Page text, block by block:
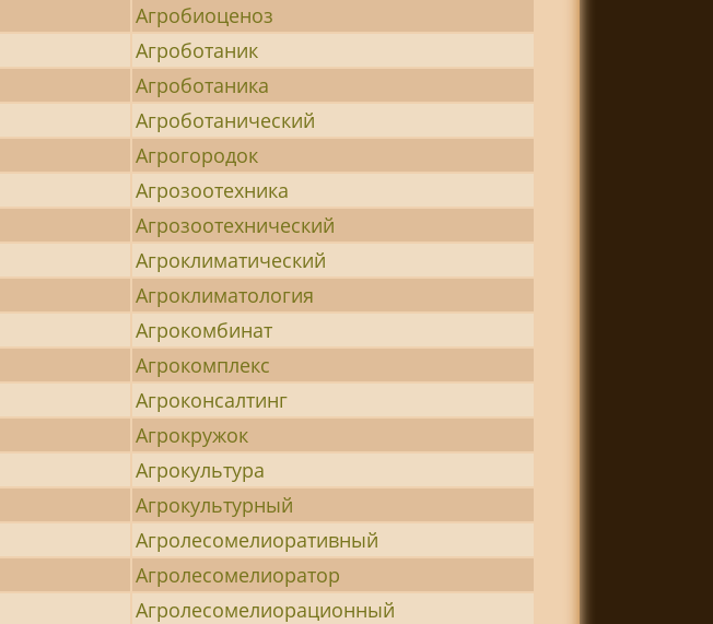
Агробиоценоз
Агроботаник
Агроботаника
Агроботанический
Агрогородок
Агрозоотехника
Агрозоотехнический
Агроклиматический
Агроклиматология
Агрокомбинат
Агрокомплекс
Агроконсалтинг
Агрокружок
Агрокультура
Агрокультурный
Агролесомелиоративный
Агролесомелиоратор
Агролесомелиорационный